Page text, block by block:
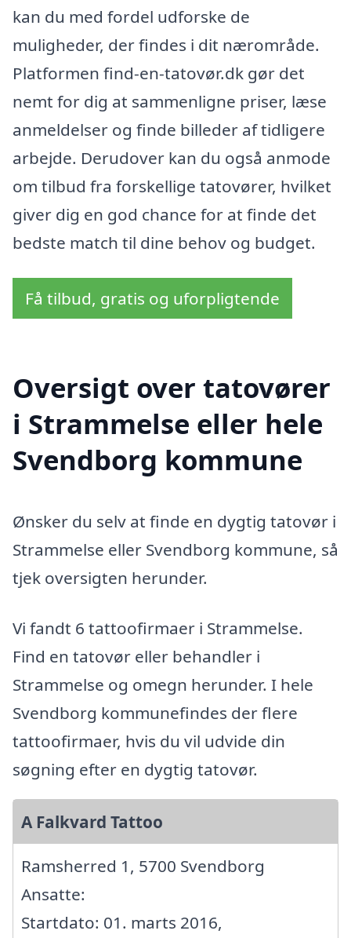
kan du med fordel udforske de
muligheder, der findes i dit nærområde.
Platformen find-en-tatovør.dk gør det
nemt for dig at sammenligne priser, læse
anmeldelser og finde billeder af tidligere
arbejde. Derudover kan du også anmode
om tilbud fra forskellige tatovører, hvilket
giver dig en god chance for at finde det
bedste match til dine behov og budget.
Få tilbud, gratis og uforpligtende
Oversigt over tatovører
i Strammelse eller hele
Svendborg kommune
Ønsker du selv at finde en dygtig tatovør i
Strammelse eller Svendborg kommune, så
tjek oversigten herunder.
Vi fandt 6 tattoofirmaer i Strammelse.
Find en tatovør eller behandler i
Strammelse og omegn herunder. I hele
Svendborg kommunefindes der flere
tattoofirmaer, hvis du vil udvide din
søgning efter en dygtig tatovør.
A Falkvard Tattoo
Ramsherred 1, 5700 Svendborg
Ansatte:
Startdato: 01. marts 2016,